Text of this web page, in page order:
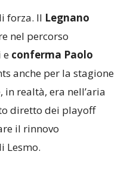
forza. Il Legnano
nel percorso
e conferma Paolo
anche per la stagione
in realtà, era nell’aria
diretto dei playoff
il rinnovo
Lesmo.